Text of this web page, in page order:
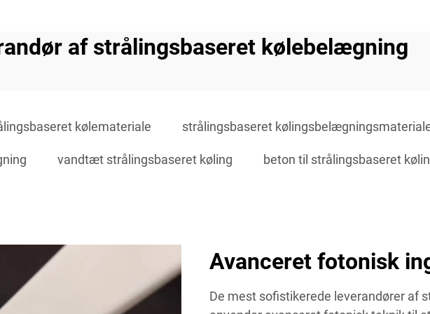
af strålingsbaseret kølebelægning
kølemateriale strålingsbaseret
vandtæt strålingsbaseret køling beton til strålingsbaseret
Avanceret fotonisk
De mest sofistikerede leverandører af